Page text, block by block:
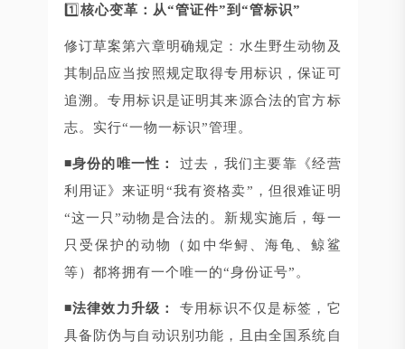
1️⃣ 核心变革：从“管证件”到“管标识”
修订草案第六章明确规定：水生野生动物及
其制品应当按照规定取得专用标识，保证可
追溯。专用标识是证明其来源合法的官方标
志。实行“一物一标识”管理。
◾身份的唯一性：
过去，我们主要靠《经营
利用证》来证明“我有资格卖”，但很难证明
“这一只”动物是合法的。新规实施后，每一
只受保护的动物（如中华鲟、海龟、鲸鲨
等）都将拥有一个唯一的“身份证号”。
◾法律效力升级： 专用标识不仅是标签，它
具备防伪与自动识别功能，且由全国系统自